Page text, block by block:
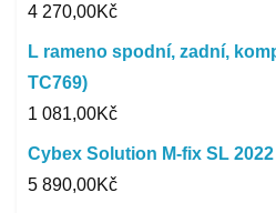
4 270,00Kč
L rameno spodní, zadní,
TC769)
1 081,00Kč
Cybex Solution M-fix SL
5 890,00Kč